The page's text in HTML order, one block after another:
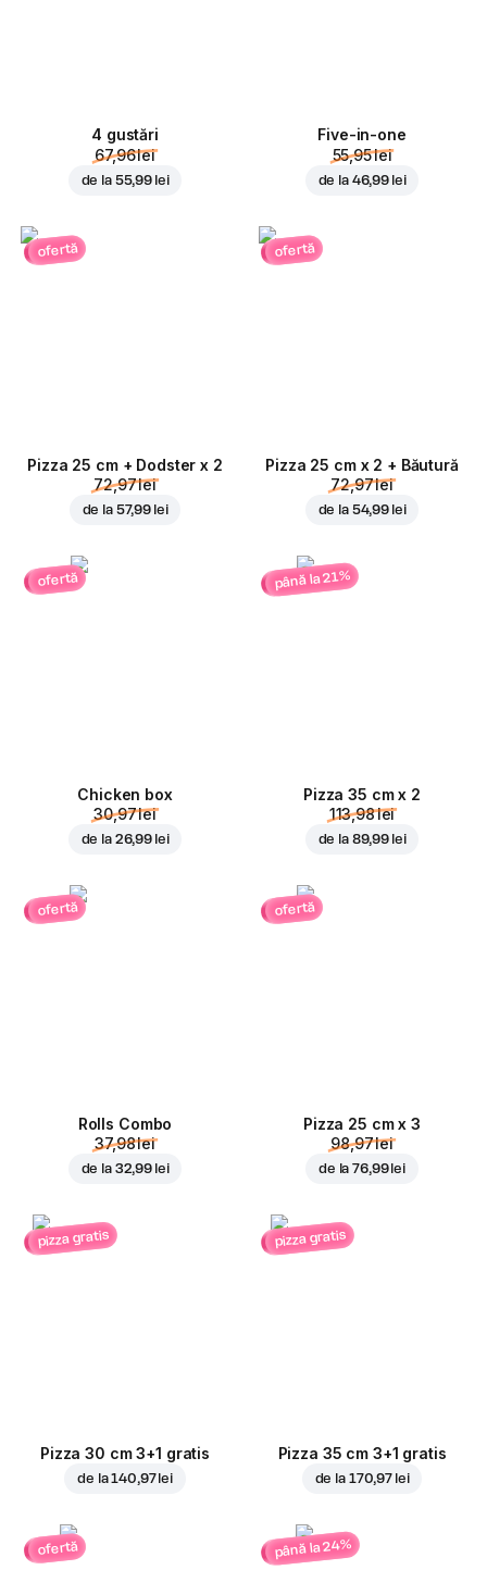
4 gustări
67,96 lei
de la 55,99 lei
Five-in-one
55,95 lei
de la 46,99 lei
ofertă
Pizza 25 cm + Dodster x 2
72,97 lei
de la 57,99 lei
ofertă
Pizza 25 cm x 2 + Băutură
72,97 lei
de la 54,99 lei
ofertă
Chicken box
30,97 lei
de la 26,99 lei
până la 21%
Pizza 35 cm x 2
113,98 lei
de la 89,99 lei
ofertă
Rolls Combo
37,98 lei
de la 32,99 lei
ofertă
Pizza 25 cm x 3
98,97 lei
de la76,99 lei
pizza gratis
Pizza 30 cm 3+1 gratis
de la140,97 lei
pizza gratis
Pizza 35 cm 3+1 gratis
de la 170,97 lei
ofertă până la 24%